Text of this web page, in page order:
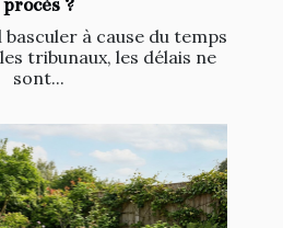
procès ?
à cause du temps
tribunaux, les délais ne
sont...